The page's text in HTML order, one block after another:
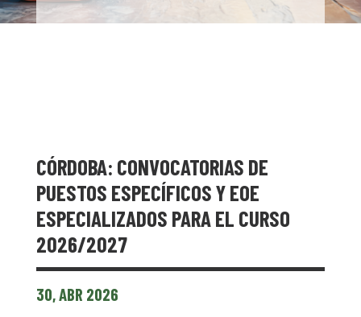
CÓRDOBA: CONVOCATORIAS DE
PUESTOS ESPECÍFICOS Y EOE
ESPECIALIZADOS PARA EL CURSO
2026/2027
30, ABR 2026